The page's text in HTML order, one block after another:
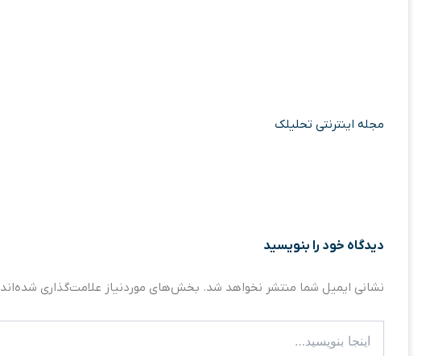
مجله اینترنتی تحلیلک
دیدگاه‌ خود را بنویسید
نشانی ایمیل شما منتشر نخواهد شد. بخش‌های موردنیاز علامت‌گذاری شده‌اند
بنویسید…